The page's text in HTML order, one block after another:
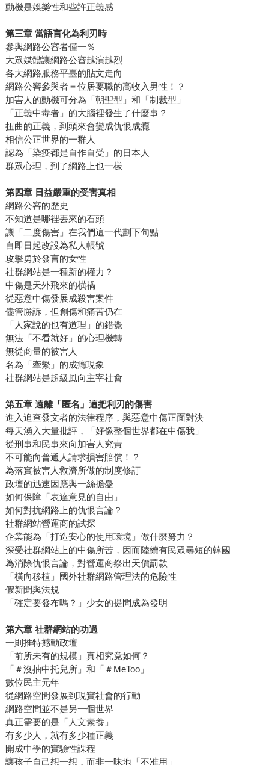
動機是娛樂性和些許正義感
第三章 當語言化為利刃時
參與網路公審者僅一％
大眾媒體讓網路公審越演越烈
各大網路服務平臺的貼文走向
網路公審參與者＝位居要職的高收入男性！？
加害人的動機可分為「朝聖型」和「制裁型」
「正義中毒者」的大腦裡發生了什麼事？
扭曲的正義，到頭來會變成仇恨成癮
相信公正世界的一群人
認為「染疫都是自作自受」的日本人
群眾心理，到了網路上也一樣
第四章 日益嚴重的受害真相
網路公審的歷史
不知道是哪裡丟來的石頭
讓「二度傷害」在我們這一代劃下句點
自即日起改設為私人帳號
攻擊勇於發言的女性
社群網站是一種新的權力？
中傷是天外飛來的橫禍
從惡意中傷發展成殺害案件
儘管勝訴，但創傷和痛苦仍在
「人家說的也有道理」的錯覺
無法「不看就好」的心理機轉
無從商量的被害人
名為「牽繫」的成癮現象
社群網站是超級風向主宰社會
第五章 遠離「匿名」這把利刃的傷害
進入追查發文者的法律程序，與惡意中傷正面對決
每天湧入大量批評，「好像整個世界都在中傷我」
從刑事和民事來向加害人究責
不可能向普通人請求損害賠償！？
為落實被害人救濟所做的制度修訂
政壇的迅速因應與一絲擔憂
如何保障「表達意見的自由」
如何對抗網路上的仇恨言論？
社群網站營運商的試探
企業能為「打造安心的使用環境」做什麼努力？
深受社群網站上的中傷所苦，因而陸續有民眾尋短的韓國
為消除仇恨言論，對營運商祭出天價罰款
「橫向移植」國外社群網路管理法的危險性
假新聞與法規
「確定要發布嗎？」少女的提問成為發明
第六章 社群網站的功過
一則推特撼動政壇
「前所未有的規模」真相究竟如何？
「＃沒抽中托兒所」和「＃MeToo」
數位民主元年
從網路空間發展到現實社會的行動
網路空間並不是另一個世界
真正需要的是「人文素養」
有多少人，就有多少種正義
開成中學的實驗性課程
讓孩子自己想一想，而非一昧地「不准用」